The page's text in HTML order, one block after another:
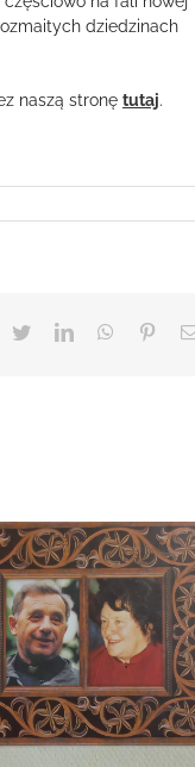
dziedzinach
naszą stronę tutaj.
TwitterLinkedInWhatsApp